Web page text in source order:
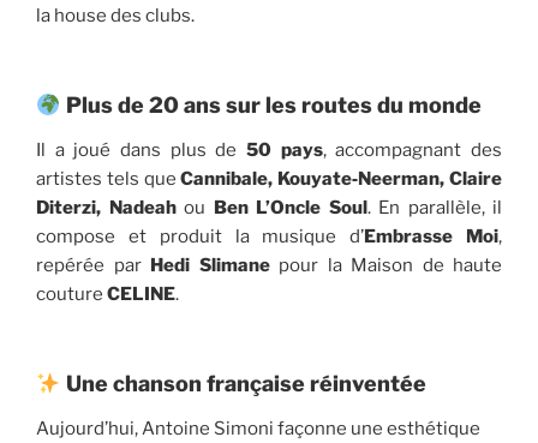
la house des clubs.
Plus de 20 ans sur les routes du monde
Il a joué dans plus de 50 pays, accompagnant des
artistes tels queCannibale, Kouyate‑Neerman, Claire
Diterzi, Nadeahou Ben L’Oncle Soul. En parallèle, il
compose et produit la musique d’Embrasse Moi,
repérée par Hedi Slimanepour la Maison de haute
couture CELINE.
Une chanson française réinventée
Aujourd’hui, Antoine Simoni façonne une esthétique